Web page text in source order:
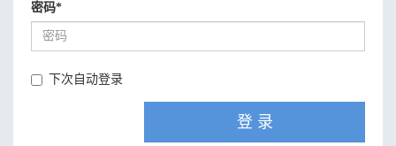
密码*
下次自动登录
登 录